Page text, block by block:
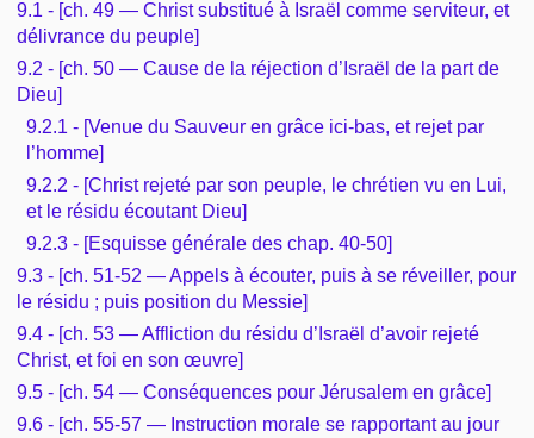
9.1 - [ch. 49 — Christ substitué à Israël comme serviteur, et
délivrance du peuple]
9.2 - [ch. 50 — Cause de la réjection d’Israël de la part de
Dieu]
9.2.1 - [Venue du Sauveur en grâce ici-bas, et rejet par
l’homme]
9.2.2 - [Christ rejeté par son peuple, le chrétien vu en Lui,
et le résidu écoutant Dieu]
9.2.3 - [Esquisse générale des chap. 40-50]
9.3 - [ch. 51-52 — Appels à écouter, puis à se réveiller, pour
le résidu ; puis position du Messie]
9.4 - [ch. 53 — Affliction du résidu d’Israël d’avoir rejeté
Christ, et foi en son œuvre]
9.5 - [ch. 54 — Conséquences pour Jérusalem en grâce]
9.6 - [ch. 55-57 — Instruction morale se rapportant au jour